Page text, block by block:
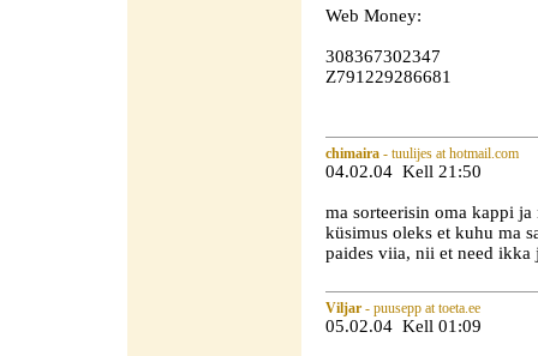
Web Money:
308367302347
Z791229286681
chimaira - tuulijes at hotmail.com
04.02.04 Kell 21:50
ma sorteerisin oma kappi
küsimus oleks et kuhu ma
paides viia, nii et need ikka
Viljar - puusepp at toeta.ee
05.02.04 Kell 01:09